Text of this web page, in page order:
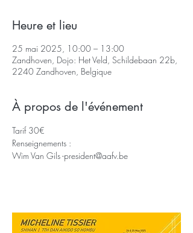
Heure et lieu
25 mai 2025, 10:00 – 13:00
Zandhoven, Dojo: Het Veld, Schildebaan 22b,
2240 Zandhoven, Belgique
À propos de l'événement
Tarif 30€
Renseignements :
Wim Van Gils -president@aafv.be